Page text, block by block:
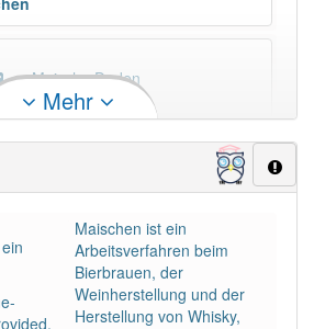
Maische Duden
-maische: 2
Mehr
Maischen ist ein
Arbeitsverfahren beim
Bierbrauen, der
Weinherstellung und der
Herstellung von Whisky,